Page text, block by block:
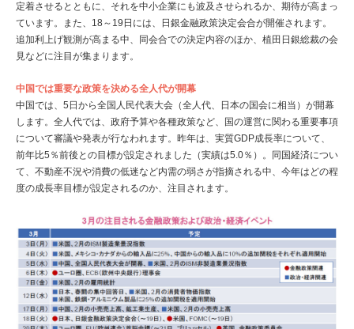
定着させるとともに、それを中小企業にも波及させられるか、期待が高まっ
ています。また、18～19日には、日銀金融政策決定会合が開催されます。
追加利上げ観測が高まる中、同会合での決定内容のほか、植田日銀総裁の会
見などに注目が集まります。
中国では重要な政策を決める全人代が開幕
中国では、5日から全国人民代表大会（全人代、日本の国会に相当）が開幕
します。全人代では、政府予算や各種政策など、国の運営に関わる重要事項
について審議や発表が行なわれます。昨年は、実質GDP成長率について、
前年比5％前後との目標が設定されました（実績は5.0％）。同国経済につい
て、不動産不況や消費の低迷など内需の弱さが指摘される中、今年はどの程
度の成長率目標が設定されるのか、注目されます。